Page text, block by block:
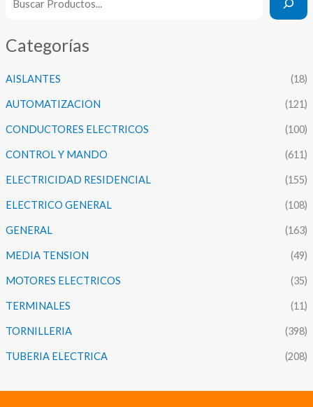
Categorías
AISLANTES (18)
AUTOMATIZACION (121)
CONDUCTORES ELECTRICOS (100)
CONTROL Y MANDO (611)
ELECTRICIDAD RESIDENCIAL (155)
ELECTRICO GENERAL (108)
GENERAL (163)
MEDIA TENSION (49)
MOTORES ELECTRICOS (35)
TERMINALES (11)
TORNILLERIA (398)
TUBERIA ELECTRICA (208)